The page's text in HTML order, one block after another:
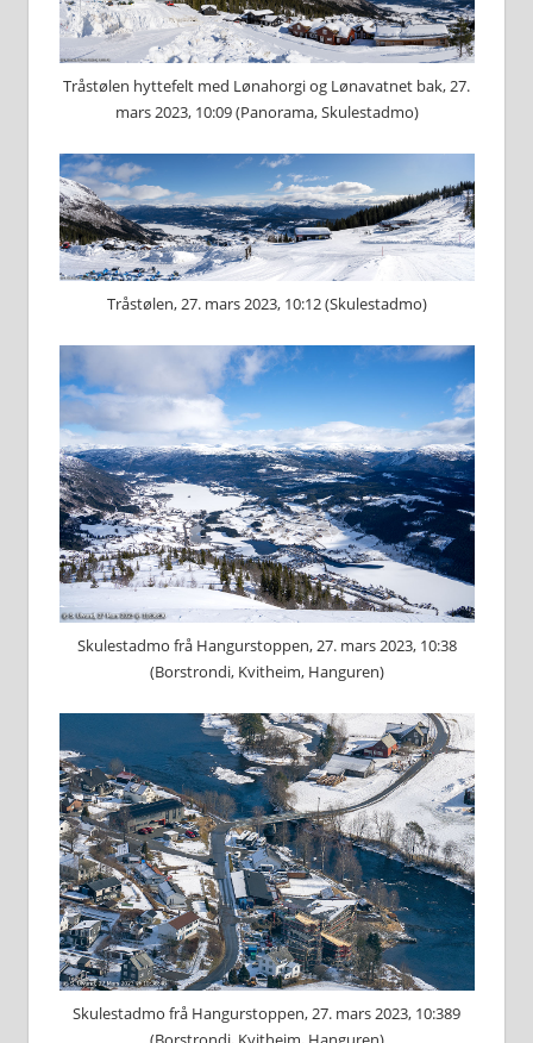
Tråstølen hyttefelt med Lønahorgi og Lønavatnet bak, 27.
mars 2023, 10:09 (Panorama, Skulestadmo)
Tråstølen, 27. mars 2023, 10:12 (Skulestadmo)
Skulestadmo frå Hangurstoppen, 27. mars 2023, 10:38
(Borstrondi, Kvitheim, Hanguren)
Skulestadmo frå Hangurstoppen, 27. mars 2023, 10:389